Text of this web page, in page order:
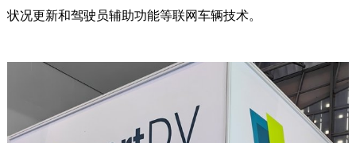
状况更新和驾驶员辅助功能等联网车辆技术。